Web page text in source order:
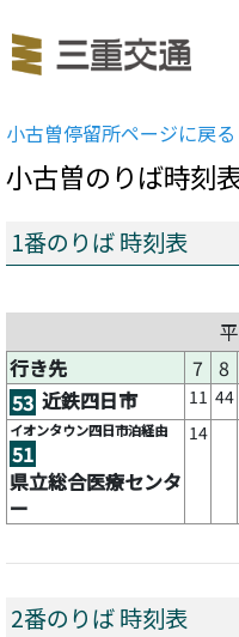
小古曽停留所ページに戻る
小古曽のりば時刻
1番のりば 時刻表
行き先
7 8
53 近鉄四日市 11 44
イオンタウン四日市泊経由
51
県立総合医療センタ
ー
14
2番のりば 時刻表